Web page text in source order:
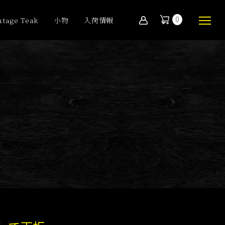
Teak 小物 入荷情報 0